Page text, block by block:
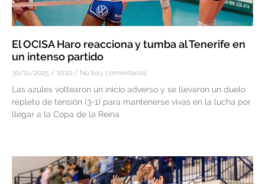
El OCISA Haro reacciona y tumba al Tenerife en
un intenso partido
30/11/2025 10:10 No hay comentarios
Las azules voltearon un inicio adverso y se llevaron un duelo
repleto de tensión (3-1) para mantenerse vivas en la lucha por
llegar a la Copa de la Reina